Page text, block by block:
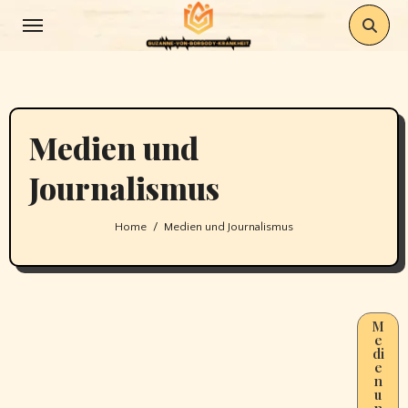
Medien und
Journalismus
Home Medien und Journalismus
M
e
di
e
n
u